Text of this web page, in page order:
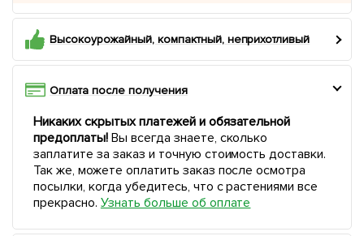
Высокоурожайный, компактный, неприхотливый
Оплата после получения
Никаких скрытых платежей и обязательной
предоплаты!Вы всегда знаете, сколько
заплатите за заказ и точную стоимость доставки.
Так же, можете оплатить заказ после осмотра
посылки, когда убедитесь, что с растениями все
прекрасно. Узнать больше об оплате